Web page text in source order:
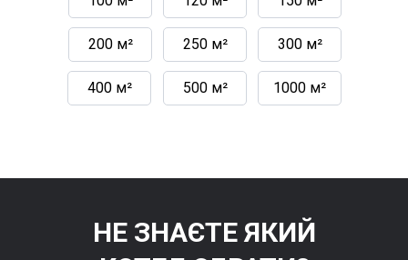
1000 м²
500 м²
400 м²
300 м²
200 м² 250 м²
НЕ ЗНАЄТЕ ЯКИЙ